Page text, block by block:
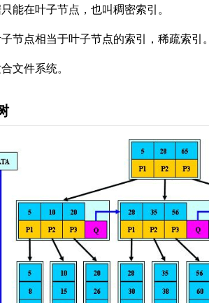
能在叶子节点，也叫稠密索引。
节点相当于叶子节点的索引，稀疏索引。
文件系统。